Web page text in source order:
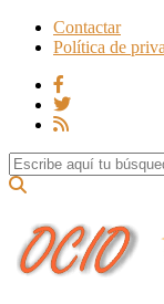
Contactar
Política de
Search for: